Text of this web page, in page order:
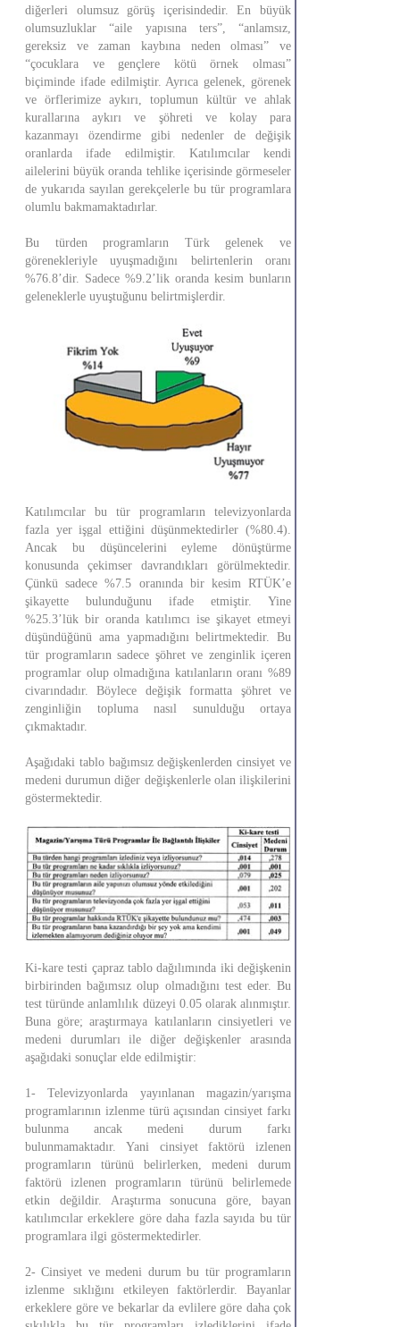
diğerleri olumsuz görüş içerisindedir. En büyük
olumsuzluklar “aile yapısına ters”, “anlamsız,
gereksiz ve zaman kaybına neden olması” ve
“çocuklara ve gençlere kötü örnek olması”
biçiminde ifade edilmiştir. Ayrıca gelenek, görenek
ve örflerimize aykırı, toplumun kültür ve ahlak
kurallarına aykırı ve şöhreti ve kolay para
kazanmayı özendirme gibi nedenler de değişik
oranlarda ifade edilmiştir. Katılımcılar kendi
ailelerini büyük oranda tehlike içerisinde görmeseler
de yukarıda sayılan gerekçelerle bu tür programlara
olumlu bakmamaktadırlar.
Bu türden programların Türk gelenek ve
görenekleriyle uyuşmadığını belirtenlerin oranı
%76.8’dir. Sadece %9.2’lik oranda kesim bunların
geleneklerle uyuştuğunu belirtmişlerdir.
Katılımcılar bu tür programların televizyonlarda
fazla yer işgal ettiğini düşünmektedirler (%80.4).
Ancak bu düşüncelerini eyleme dönüştürme
konusunda çekimser davrandıkları görülmektedir.
Çünkü sadece %7.5 oranında bir kesim RTÜK’e
şikayette bulunduğunu ifade etmiştir. Yine
%25.3’lük bir oranda katılımcı ise şikayet etmeyi
düşündüğünü ama yapmadığını belirtmektedir. Bu
tür programların sadece şöhret ve zenginlik içeren
programlar olup olmadığına katılanların oranı %89
civarındadır. Böylece değişik formatta şöhret ve
zenginliğin topluma nasıl sunulduğu ortaya
çıkmaktadır.
Aşağıdaki tablo bağımsız değişkenlerden cinsiyet ve
medeni durumun diğer değişkenlerle olan ilişkilerini
göstermektedir.
Ki-kare testi çapraz tablo dağılımında iki değişkenin
birbirinden bağımsız olup olmadığını test eder. Bu
test türünde anlamlılık düzeyi 0.05 olarak alınmıştır.
Buna göre; araştırmaya katılanların cinsiyetleri ve
medeni durumları ile diğer değişkenler arasında
aşağıdaki sonuçlar elde edilmiştir:
1- Televizyonlarda yayınlanan magazin/yarışma
programlarının izlenme türü açısından cinsiyet farkı
bulunma ancak medeni durum farkı
bulunmamaktadır. Yani cinsiyet faktörü izlenen
programların türünü belirlerken, medeni durum
faktörü izlenen programların türünü belirlemede
etkin değildir. Araştırma sonucuna göre, bayan
katılımcılar erkeklere göre daha fazla sayıda bu tür
programlara ilgi göstermektedirler.
2- Cinsiyet ve medeni durum bu tür programların
izlenme sıklığını etkileyen faktörlerdir. Bayanlar
erkeklere göre ve bekarlar da evlilere göre daha çok